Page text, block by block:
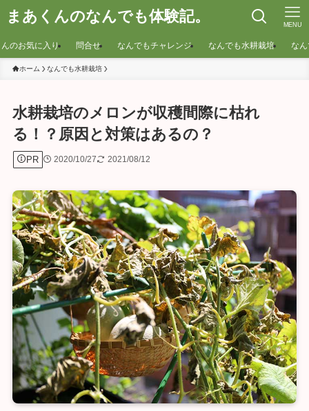
まあくんのなんでも体験記。 MENU
のお気に入り 問合せ なんでもチャレンジ なんでも水耕栽培 な
ホーム なんでも水耕栽培
水耕栽培のメロンが収穫間際に枯れ
る！？原因と対策はあるの？
PR 2020/10/27 2021/08/12